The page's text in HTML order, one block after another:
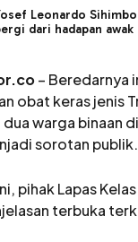
Leonardo
dari hadapan awak
– Beredarnya
obat keras jenis
warga binaan di
sorotan publik.
pihak Lapas
terbuka